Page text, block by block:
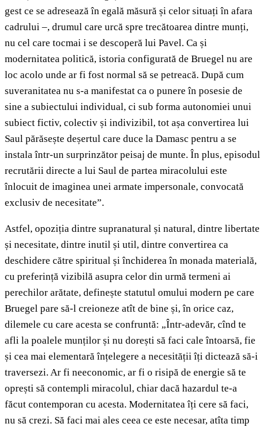
gest ce se adresează în egală măsură și celor situați în afara
cadrului –, drumul care urcă spre trecătoarea dintre munți,
nu cel care tocmai i se descoperă lui Pavel. Ca și
modernitatea politică, istoria configurată de Bruegel nu are
loc acolo unde ar fi fost normal să se petreacă. După cum
suveranitatea nu s-a manifestat ca o punere în posesie de
sine a subiectului individual, ci sub forma autonomiei unui
subiect fictiv, colectiv și indivizibil, tot așa convertirea lui
Saul părăsește deșertul care duce la Damasc pentru a se
instala într-un surprinzător peisaj de munte. În plus, episodul
recrutării directe a lui Saul de partea miracolului este
înlocuit de imaginea unei armate impersonale, convocată
exclusiv de necesitate”.
Astfel, opoziția dintre supranatural și natural, dintre libertate
și necesitate, dintre inutil și util, dintre convertirea ca
deschidere către spiritual și închiderea în monada materială,
cu preferință vizibilă asupra celor din urmă termeni ai
perechilor arătate, definește statutul omului modern pe care
Bruegel pare să-l creioneze atît de bine și, în orice caz,
dilemele cu care acesta se confruntă: „Într-adevăr, cînd te
afli la poalele munților și nu dorești să faci cale întoarsă, fie
și cea mai elementară înțelegere a necesității îți dictează să-i
traversezi. Ar fi neeconomic, ar fi o risipă de energie să te
oprești să contempli miracolul, chiar dacă hazardul te-a
făcut contemporan cu acesta. Modernitatea îți cere să faci,
nu să crezi. Să faci mai ales ceea ce este necesar, atîta timp